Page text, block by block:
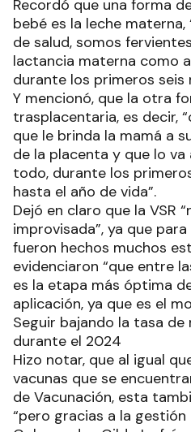
Recordó que una forma
bebé es la leche
de salud, somos
lactancia materna como
durante los primeros seis
Y mencionó, que la otra
trasplacentaria, es decir,
que le brinda la mamá a
de la placenta y que lo
todo, durante los
hasta el año de vida”.
Dejó en claro que la VSR
improvisada”, ya que
fueron hechos muchos
evidenciaron “que entre
es la etapa más óptima
aplicación, ya que es el
Seguir bajando la tasa
durante el 2024
Hizo notar, que al igual
vacunas que se
de Vacunación, esta
“pero gracias a la